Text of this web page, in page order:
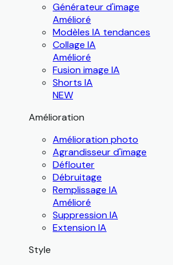
Générateur d'image
Amélioré
Modèles IA tendances
Collage IA
Amélioré
Fusion image IA
Shorts IA
NEW
Amélioration
Amélioration photo
Agrandisseur d'image
Déflouter
Débruitage
Remplissage IA
Amélioré
Suppression IA
Extension IA
Style